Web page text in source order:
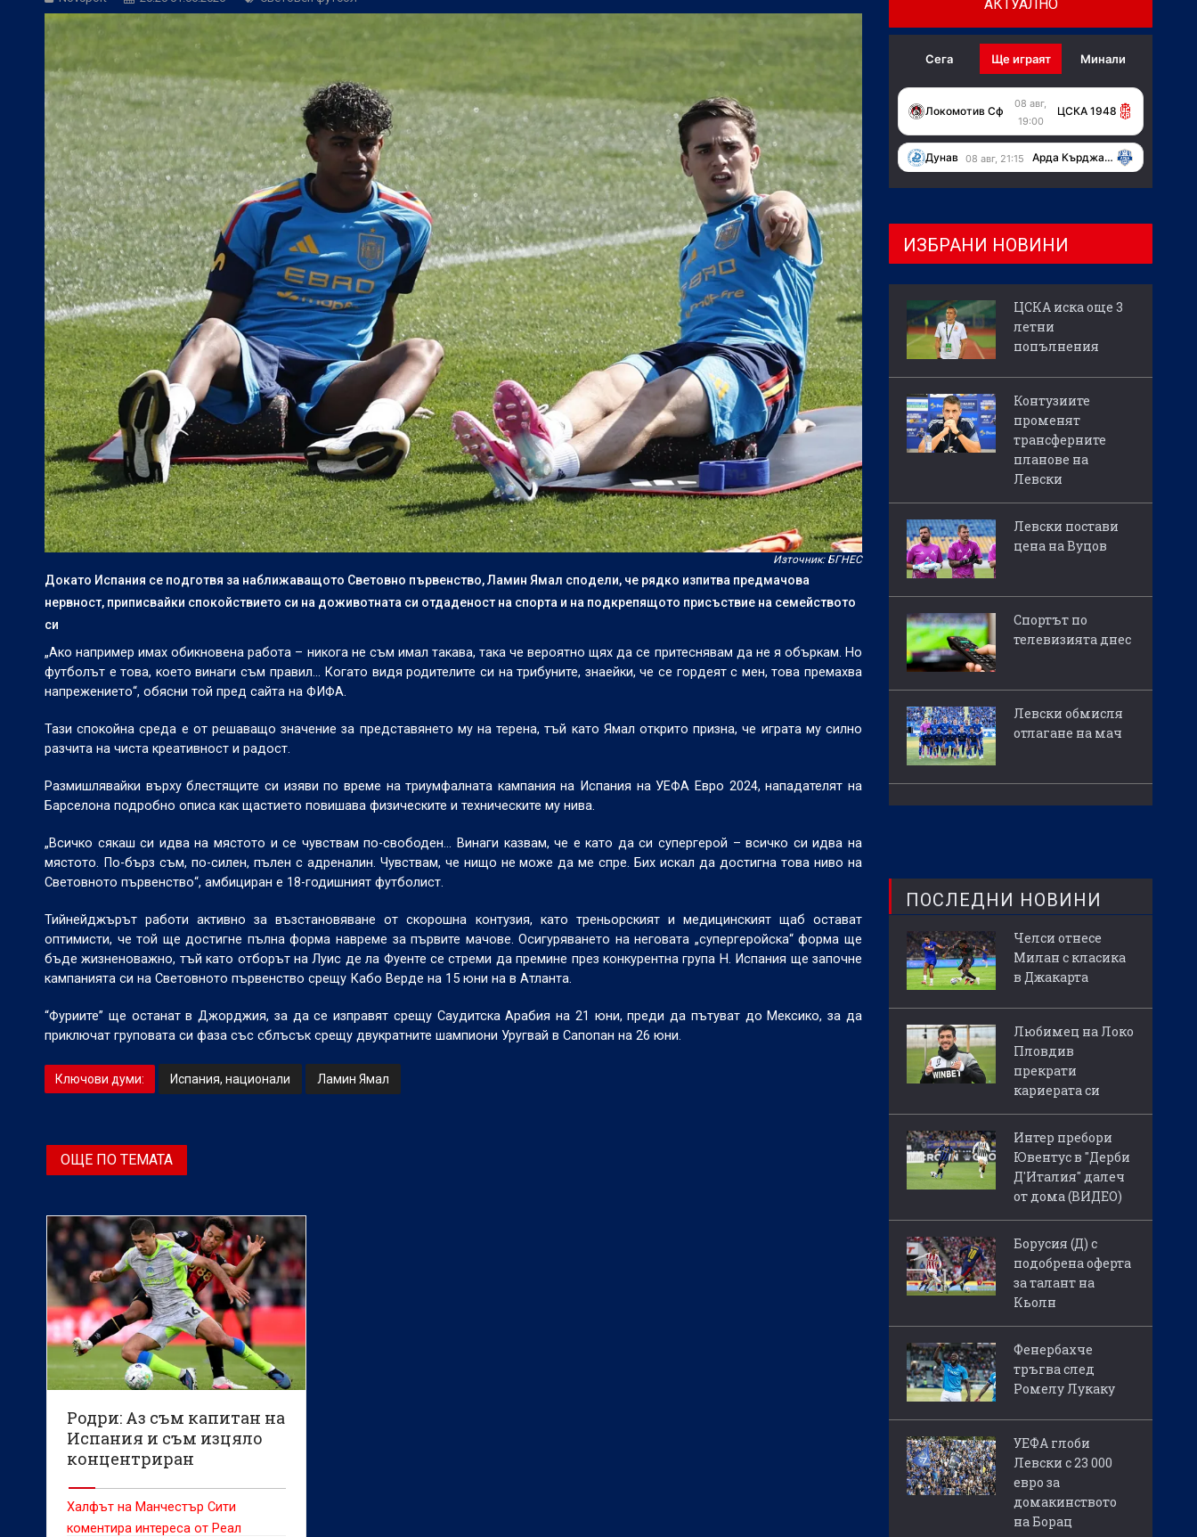
БГ Футбол:Контузиите променят трансферните планове на Левски
БГ Футбол:
Източник: БГНЕС
Докато Испания се подготвя за наближаващото Световно първенство, Ламин Ямал сподели, че рядко изпитва предмачова
нервност, приписвайки спокойствието си на доживотната си отдаденост на спорта и на подкрепящото присъствие на семейството
си
„Ако например имах обикновена работа – никога не съм имал такава, така че вероятно щях да се притеснявам да не я объркам. Но
футболът е това, което винаги съм правил... Когато видя родителите си на трибуните, знаейки, че се гордеят с мен, това премахва
напрежението“, обясни той пред сайта на ФИФА.
Тази спокойна среда е от решаващо значение за представянето му на терена, тъй като Ямал открито призна, че играта му силно
разчита на чиста креативност и радост.
Размишлявайки върху блестящите си изяви по време на триумфалната кампания на Испания на УЕФА Евро 2024, нападателят на
Барселона подробно описа как щастието повишава физическите и техническите му нива.
„Всичко сякаш си идва на мястото и се чувствам по-свободен... Винаги казвам, че е като да си супергерой – всичко си идва на
мястото. По-бърз съм, по-силен, пълен с адреналин. Чувствам, че нищо не може да ме спре. Бих искал да достигна това ниво на
Световното първенство“, амбициран е 18-годишният футболист.
Тийнейджърът работи активно за възстановяване от скорошна контузия, като треньорският и медицинският щаб остават
оптимисти, че той ще достигне пълна форма навреме за първите мачове. Осигуряването на неговата „супергеройска“ форма ще
бъде жизненоважно, тъй като отборът на Луис де ла Фуенте се стреми да премине през конкурентна група H. Испания ще започне
кампанията си на Световното първенство срещу Кабо Верде на 15 юни на в Атланта.
“Фуриите” ще останат в Джорджия, за да се изправят срещу Саудитска Арабия на 21 юни, преди да пътуват до Мексико, за да
приключат груповата си фаза със сблъсък срещу двукратните шампиони Уругвай в Сапопан на 26 юни.
Ключови думи: Испания, национали Ламин Ямал
ОЩЕ ПО ТЕМАТА
Родри: Аз съм капитан на
Испания и съм изцяло
концентриран
Халфът на Манчестър Сити
коментира интереса от Реал
АКТУАЛНО
Сега Ще играят Минали
Локомотив Сф
08 авг,
19:00
ЦСКА 1948
Дунав 08 авг, 21:15 Арда Кърджали
ИЗБРАНИ НОВИНИ
ЦСКА иска още 3
летни
попълнения
Контузиите
променят
трансферните
планове на
Левски
Левски постави
цена на Вуцов
Спортът по
телевизията днес
Левски обмисля
отлагане на мач
ПОСЛЕДНИ НОВИНИ
Челси отнесе
Милан с класика
в Джакарта
Любимец на Локо
Пловдив
прекрати
кариерата си
Интер пребори
Ювентус в "Дерби
Д'Италия" далеч
от дома (ВИДЕО)
Борусия (Д) с
подобрена оферта
за талант на
Кьолн
Фенербахче
тръгва след
Ромелу Лукаку
УЕФА глоби
Левски с 23 000
евро за
домакинството
на Борац